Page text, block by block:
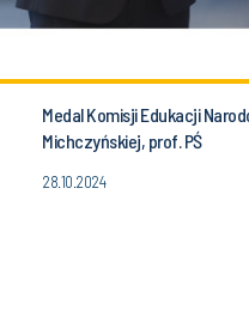
Medal Komisji Edukacji
Michczyńskiej, prof. PŚ
28.10.2024